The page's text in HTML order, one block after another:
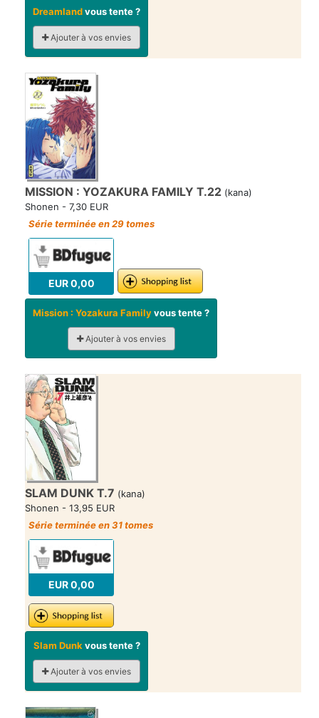
Dreamlandvous tente ?
Ajouter à vos envies
MISSION : YOZAKURA FAMILY T.22 (kana)
Shonen - 7,30 EUR
Série terminée en 29 tomes
EUR 0,00
Mission : Yozakura Familyvous tente ?
Ajouter à vos envies
SLAM DUNK T.7 (kana)
Shonen - 13,95 EUR
Série terminée en 31 tomes
EUR 0,00
Slam Dunkvous tente ?
Ajouter à vos envies